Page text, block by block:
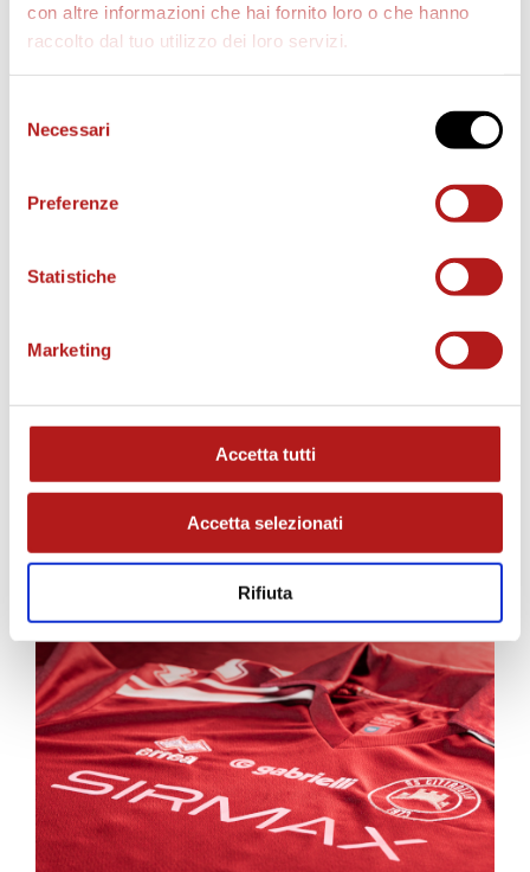
con altre informazioni che hai fornito loro o che hanno
raccolto dal tuo utilizzo dei loro servizi.
delNecessari
Preferenze
Statistiche
Marketing
Accetta tutti
Accetta selezionati
Rifiuta